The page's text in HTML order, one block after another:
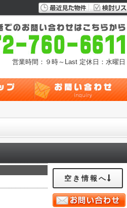
営業時間：９時～Last 定休日：水曜日
空き情報へ